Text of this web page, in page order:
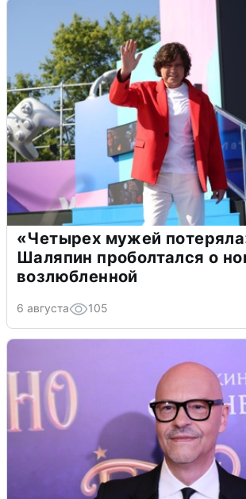
«Четырех мужей
Шаляпин проболтался о
возлюбленной
6 августа 105